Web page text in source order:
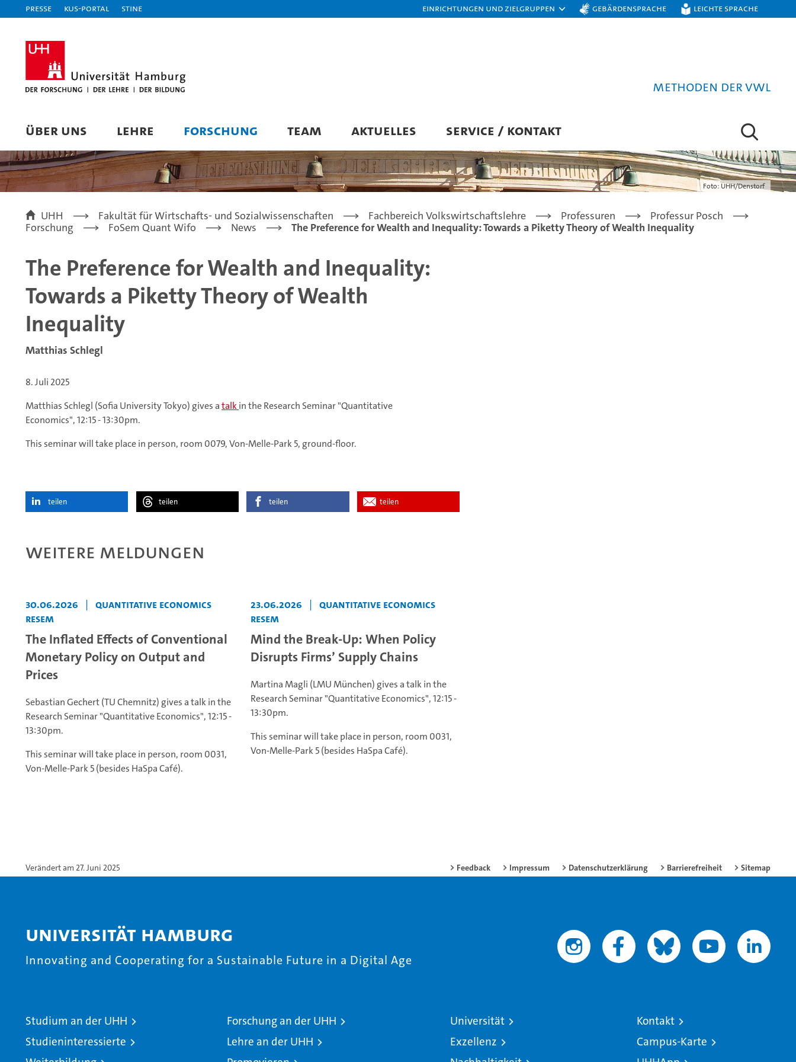
Presse KUS-Portal STiNE Einrichtungen und Zielgruppen Gebärdensprache Leichte Sprache
Methoden der VWL
ÜBER UNS LEHRE FORSCHUNG TEAM AKTUELLES SERVICE / KONTAKT
Foto: UHH/Denstorf
UHH Fakultät für Wirtschafts- und Sozialwissenschaften Fachbereich Volkswirtschaftslehre Professuren
Professur Posch
Forschung
FoSem Quant Wifo News The Preference for Wealth and Inequality: Towards a Piketty Theory of Wealth Inequality
The Preference for Wealth and Inequality:
Towards a Piketty Theory of Wealth
Inequality
Matthias Schlegl
8. Juli 2025
Matthias Schlegl (Sofia University Tokyo) gives atalkin the Research Seminar "Quantitative
Economics", 12:15 - 13:30pm.
This seminar will take place in person, room 0079, Von-Melle-Park 5, ground-floor.
teilen teilen teilen teilen
Weitere Meldungen
30.06.2026 | Quantitative Economics
ReSem
The Inflated Effects of Conventional
Monetary Policy on Output and
Prices
Sebastian Gechert (TU Chemnitz) gives a talk in the
Research Seminar "Quantitative Economics", 12:15 -
13:30pm.
This seminar will take place in person, room 0031,
Von-Melle-Park 5 (besides HaSpa Café).
23.06.2026 | Quantitative Economics
ReSem
Mind the Break-Up: When Policy
Disrupts Firms’ Supply Chains
Martina Magli (LMU München) gives a talk in the
Research Seminar "Quantitative Economics", 12:15 -
13:30pm.
This seminar will take place in person, room 0031,
Von-Melle-Park 5 (besides HaSpa Café).
Verändert am 27. Juni 2025 Feedback Impressum Datenschutzerklärung Barrierefreiheit Sitemap
Universität Hamburg
Innovating and Cooperating for a Sustainable Future in a Digital Age
Studium an der UHH
Studieninteressierte
Forschung an der UHH
Lehre an der UHH
Universität
Exzellenz
Kontakt
Campus-Karte